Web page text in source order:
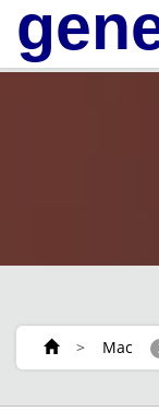
> Mac